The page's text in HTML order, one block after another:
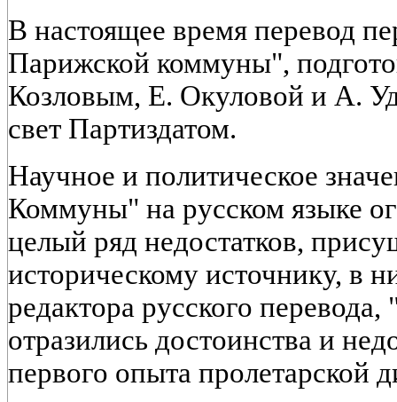
В настоящее время перевод
Парижской коммуны",
Козловым, Е. Окуловой и А.
свет Партиздатом.
Научное и политическое
Коммуны" на русском языке
целый ряд недостатков,
историческому источнику, в
редактора русского
отразились достоинства и
первого опыта пролетарской